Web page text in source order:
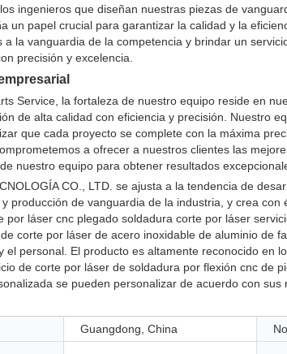
ingenieros que diseñan nuestras piezas de
un papel crucial para garantizar la calidad y la
a la vanguardia de la competencia y brindar un
precisión y excelencia.
Service, la fortaleza de nuestro equipo reside en
de alta calidad con eficiencia y precisión. Nuestro
que cada proyecto se complete con la máxima
a ofrecer a nuestros clientes las
nuestro equipo para obtener resultados
CO., LTD. se ajusta a la tendencia de
producción de vanguardia de la industria, y crea
por láser cnc plegado soldadura corte por láser
corte por láser de acero inoxidable de aluminio de
el personal. El producto es altamente reconocido en
de corte por láser de soldadura por flexión cnc de
se pueden personalizar de acuerdo con sus
Guangdong, China